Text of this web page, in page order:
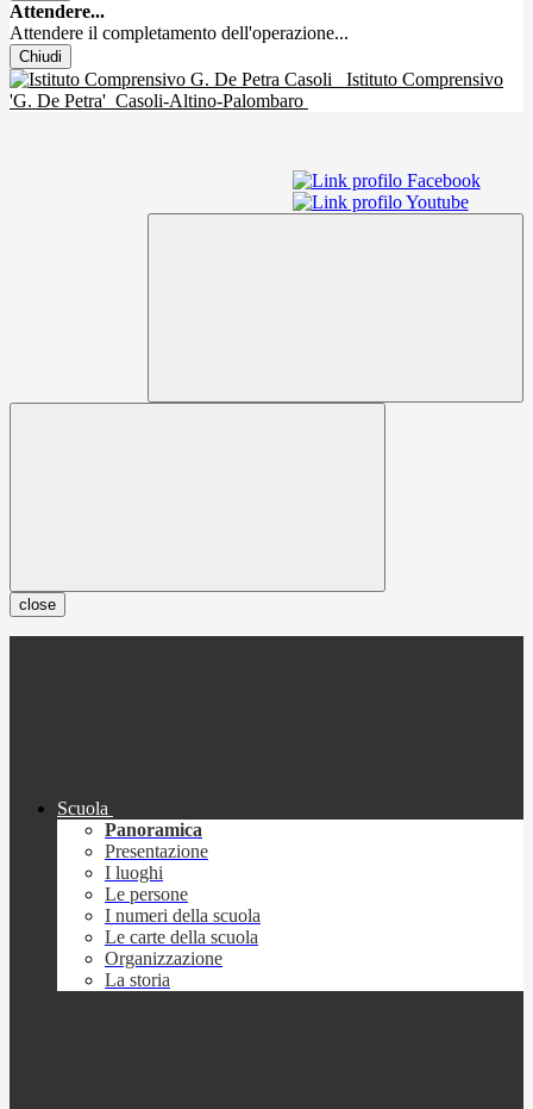
Attendere...
Attendere il completamento dell'operazione...
Chiudi
Istituto Comprensivo
'G. De Petra' Casoli-Altino-Palombaro
close
Scuola
Panoramica
Presentazione
I luoghi
Le persone
I numeri della scuola
Le carte della scuola
Organizzazione
La storia